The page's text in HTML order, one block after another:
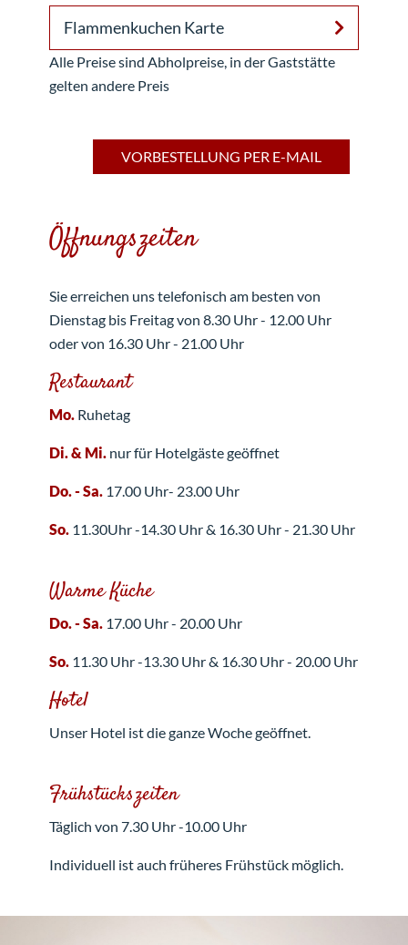
Flammenkuchen Karte
Alle Preise sind Abholpreise, in der Gaststätte
gelten andere Preis
VORBESTELLUNG PER E-MAIL
Öffnungszeiten
Sie erreichen uns telefonisch am besten von
Dienstag bis Freitag von 8.30 Uhr - 12.00 Uhr
oder von 16.30 Uhr - 21.00 Uhr
Restaurant
Mo.Ruhetag
Di. & Mi.nur für Hotelgäste geöffnet
Do. - Sa. 17.00 Uhr- 23.00 Uhr
So.11.30Uhr -14.30 Uhr & 16.30 Uhr - 21.30 Uhr
Warme Küche
Do. - Sa.17.00 Uhr - 20.00 Uhr
So. 11.30 Uhr -13.30 Uhr & 16.30 Uhr - 20.00 Uhr
Hotel
Unser Hotel ist die ganze Woche geöffnet.
Frühstückszeiten
Täglich von 7.30 Uhr -10.00 Uhr
Individuell ist auch früheres Frühstück möglich.